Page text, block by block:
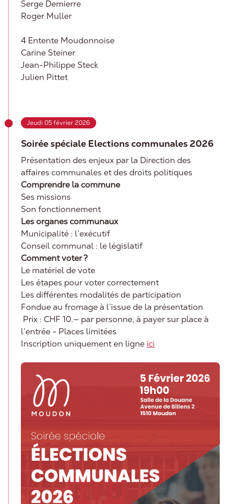
Serge Demierre
Roger Muller
4 Entente Moudonnoise
Carine Steiner
Jean-Philippe Steck
Julien Pittet
Jeudi 05 février 2026
Soirée spéciale Elections communales 2026
Présentation des enjeux par la Direction des
affaires communales et des droits politiques
Comprendre la commune
Ses missions
Son fonctionnement
Les organes communaux
Municipalité : l’exécutif
Conseil communal : le législatif
Comment voter ?
Le matériel de vote
Les étapes pour voter correctement
Les différentes modalités de participation
Fondue au fromage à l’issue de la présentation
Prix : CHF 10.— par personne, à payer sur place à
l’entrée - Places limitées
Inscription uniquement en ligne ici